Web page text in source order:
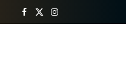
Facebook
X
Instagram